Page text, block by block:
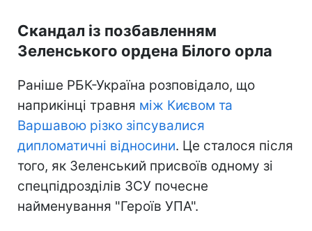
Скандал із позбавленням
Зеленського ордена Білого орла
Раніше РБК-Україна розповідало, що
наприкінці травня між Києвом та
Варшавою різко зіпсувалися
дипломатичні відносини. Це сталося після
того, як Зеленський присвоїв одному зі
спецпідрозділів ЗСУ почесне
найменування "Героїв УПА".